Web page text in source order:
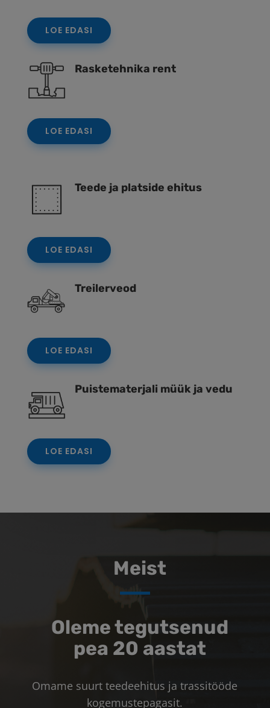
LOE EDASI
Rasketehnika rent
LOE EDASI
Teede ja platside ehitus
LOE EDASI
Treilerveod
LOE EDASI
Puistematerjali müük ja vedu
LOE EDASI
Meist
Oleme tegutsenud
pea 20 aastat
Omame suurt teedeehitus ja trassitööde
kogemustepagasit.